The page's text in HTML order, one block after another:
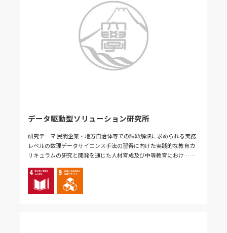
データ駆動型ソリューション研究所
研究テーマ 民間企業・地方自治体等での課題解決に求められる実務
レベルの数理データサイエンス手法の習得に向けた実践的な教育カ
リキュラムの研究と開発を通じた人材育成及び中等教育におけ……